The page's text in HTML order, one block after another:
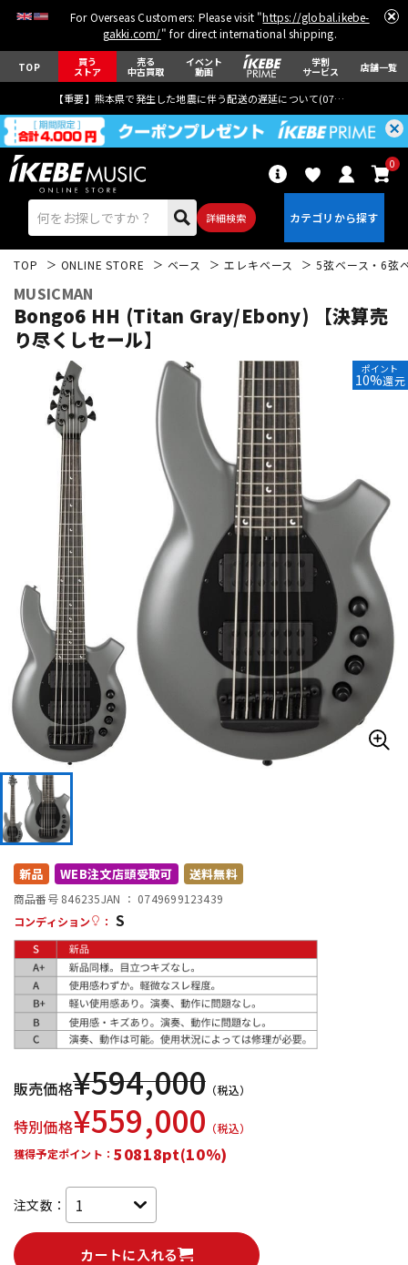
For Overseas Customers: Please visit "https://global.ikebe-
gakki.com/" for direct international shipping.
TOP 買う
ストア
売る
中古買取
イベント
動画
学割
サービス 店舗一覧
【重要】熊本県で発生した地震に伴う配送の遅延について(07月29日
詳細検索
0
エレキギター アコギ/エレアコ
ベース ウクレレ
ドラム パーカッション
キーボード 電子ピアノ
管楽器 その他楽器
アンプ エフェクター
DJ機器 DTM
配信/ライブ機器
中古 ヴィンテージ
TOP ONLINE STORE ベース エレキベース 5弦ベース・6弦
MUSICMAN
Bongo6 HH (Titan Gray/Ebony) 【決算売
り尽くしセール】
ポイント
10%還元
新品 WEB注文店頭受取可 送料無料
商品番号 846235JAN ： 0749699123439
コンディション
： S
販売価格¥594,000 （税込）
特別価格¥559,000 （税込）
獲得予定ポイント： 50818pt(10%)
注文数：
カートに入れる